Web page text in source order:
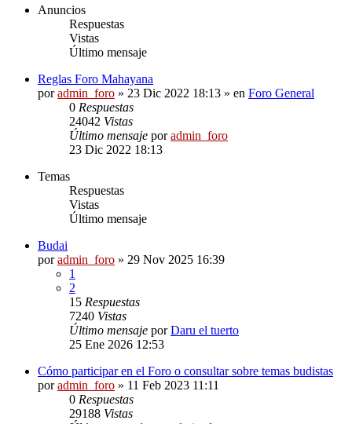
Anuncios
Respuestas
Vistas
Último mensaje
Reglas Foro Mahayana
poradmin_foro » 23 Dic 2022 18:13 » en Foro General
0 Respuestas
24042 Vistas
Último mensaje poradmin_foro
23 Dic 2022 18:13
Temas
Respuestas
Vistas
Último mensaje
Budai
poradmin_foro » 29 Nov 2025 16:39
1
2
15 Respuestas
7240 Vistas
Último mensaje porDaru el tuerto
25 Ene 2026 12:53
Cómo participar en el Foro o consultar sobre temas budistas
poradmin_foro » 11 Feb 2023 11:11
0 Respuestas
29188 Vistas